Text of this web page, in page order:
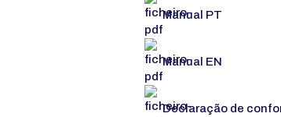
Manual PT
Manual EN
Declaração de